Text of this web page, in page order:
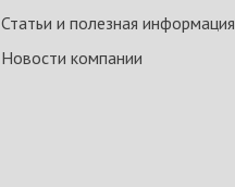
Статьи и полезная информация
Новости компании